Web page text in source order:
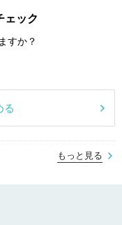
ェック
すか？
る
もっと見る